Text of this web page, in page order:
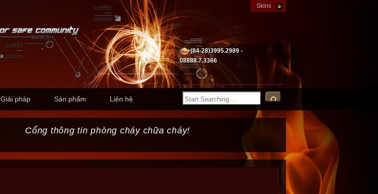
Skins
+(84-28)3995.2989 -
08888.7.3366
Giải pháp Sản phẩm Liên hệ
Cổng thông tin phòng cháy chữa cháy!